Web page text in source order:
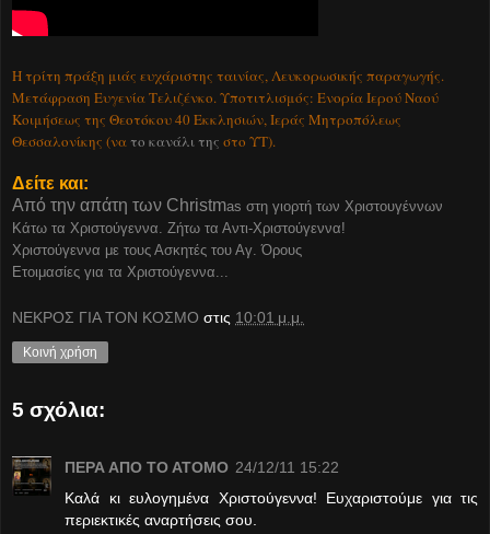
Η τρίτη πράξη μιάς ευχάριστης ταινίας, Λευκορωσικής παραγωγής.
Μετάφραση Ευγενία Τελιζένκο. Υποτιτλισμός: Ενορία Ιερού Ναού
Κοιμήσεως της Θεοτόκου 40 Εκκλησιών, Ιεράς Μητροπόλεως
Θεσσαλονίκης (νατο κανάλι της στο ΥΤ).
Δείτε και:
Από την απάτη των Christmas στη γιορτή των Χριστουγέννων
Κάτω τα Χριστούγεννα. Ζήτω τα Αντι-Χριστούγεννα!
Χριστούγεννα με τους Ασκητές του Αγ. Όρους
Ετοιμασίες για τα Χριστούγεννα...
ΝΕΚΡΟΣ ΓΙΑ ΤΟΝ ΚΟΣΜΟ στις 10:01 μ.μ.
Κοινή χρήση
5 σχόλια:
ΠΕΡΑ ΑΠΟ ΤΟ ΑΤΟΜΟ 24/12/11 15:22
Καλά κι ευλογημένα Χριστούγεννα! Ευχαριστούμε για τις
περιεκτικές αναρτήσεις σου.